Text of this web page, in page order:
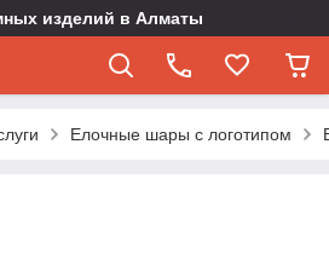
изделий в Алматы
Елочные шары с логотипом